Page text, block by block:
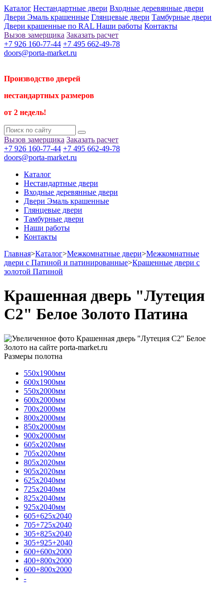
Каталог Нестандартные двери Входные деревянные двери
Двери Эмаль крашенные Глянцевые двери Тамбурные двери
Двери крашенные по RAL Наши работы Контакты
Вызов замерщика Заказать расчет
+7 926 160-77-44 +7 495 662-49-78
doors@porta-market.ru
Производство дверей
нестандартных размеров
от 2 недель!
Вызов замерщика Заказать расчет
+7 926 160-77-44 +7 495 662-49-78
doors@porta-market.ru
Каталог
Нестандартные двери
Входные деревянные двери
Двери Эмаль крашенные
Глянцевые двери
Тамбурные двери
Наши работы
Контакты
Главная>Каталог>Межкомнатные двери>Межкомнатные
двери с Патиной и патинированные>Крашенные двери с
золотой Патиной
Крашенная дверь "Лутеция
С2" Белое Золото Патина
Размеры полотна
550х1900мм
600х1900мм
550х2000мм
600х2000мм
700х2000мм
800х2000мм
850х2000мм
900х2000мм
605х2020мм
705х2020мм
805х2020мм
905х2020мм
625х2040мм
725х2040мм
825х2040мм
925х2040мм
605+625х2040
705+725х2040
305+825х2040
305+925+2040
600+600х2000
400+800х2000
600+800х2000
-